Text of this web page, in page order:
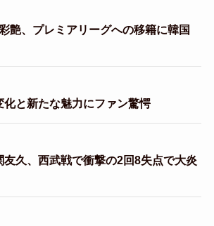
艶、プレミアリーグへの移籍に韓国
化と新たな魅力にファン驚愕
友久、西武戦で衝撃の2回8失点で大炎